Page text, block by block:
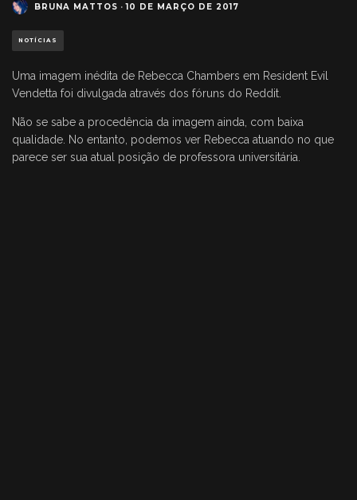
BRUNA MATTOS · 10 DE MARÇO DE 2017
NOTÍCIAS
Uma imagem inédita de Rebecca Chambers em Resident Evil
Vendetta foi divulgada através dos fóruns do Reddit.
Não se sabe a procedência da imagem ainda, com baixa
qualidade. No entanto, podemos ver Rebecca atuando no que
parece ser sua atual posição de professora universitária.